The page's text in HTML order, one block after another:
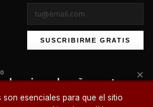
SUSCRIBIRME GRATIS
Todos los derechos reservados.
son esenciales para que el sitio
lo mejor cada mañana en tu
×